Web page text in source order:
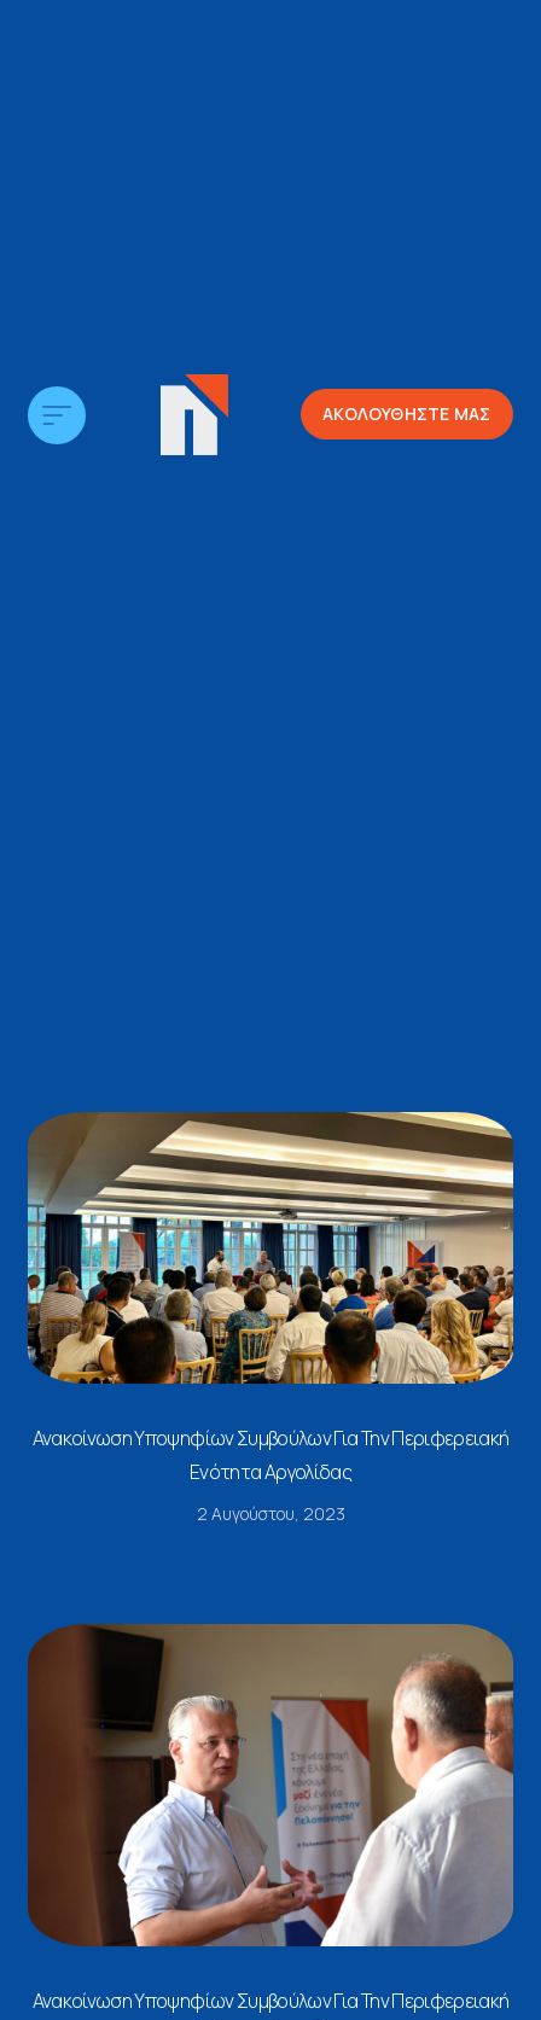
ΑΚΟΛΟΥΘΗΣΤΕ ΜΑΣ
Ανακοίνωση Υποψηφίων Συμβούλων Για Την Περιφερειακή
Ενότητα Αργολίδας
2 Αυγούστου, 2023
Ανακοίνωση Υποψηφίων Συμβούλων Για Την Περιφερειακή